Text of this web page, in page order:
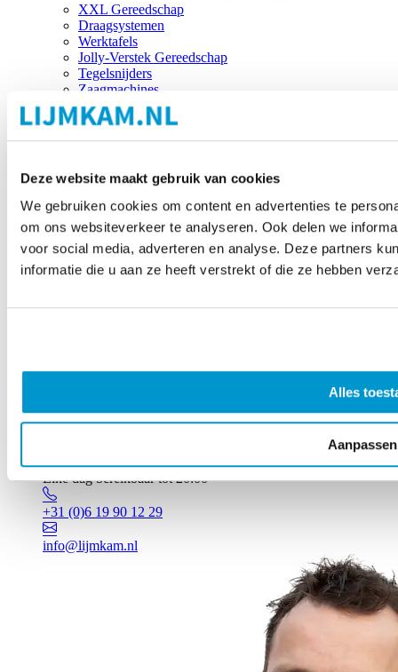
Deze website maakt gebruik van cookies
We gebruiken cookies om content en advertenties te
om ons websiteverkeer te analyseren. Ook delen we
voor social media, adverteren en analyse. Deze partners
informatie die u aan ze heeft verstrekt of die ze hebben
Alles
Aanpassen
XXL Gereedschap
Draagsystemen
Werktafels
Jolly-Verstek Gereedschap
Tegelsnijders
Zaagmachines
Merken
Elke dag bereikbaar tot 20:00
+31 (0)6 19 90 12 29
info@lijmkam.nl